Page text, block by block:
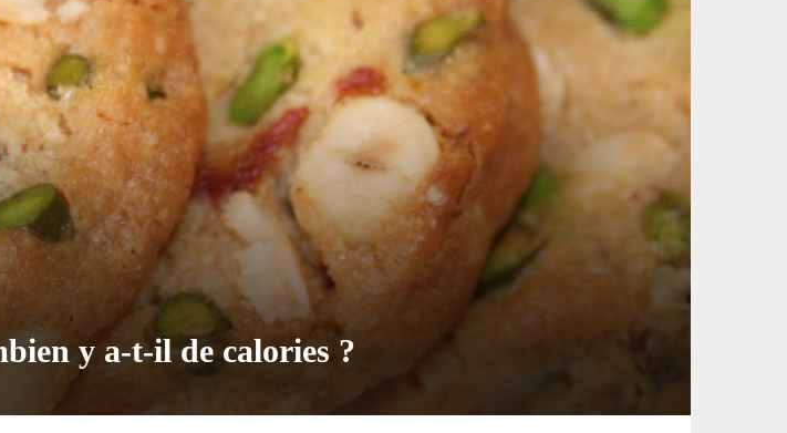
y a-t-il de calories ?